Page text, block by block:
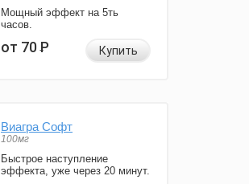
Мощный эффект на 5ть
часов.
от 70Р Купить
Виагра Софт
100мг
Быстрое наступление
эффекта, уже через 20 минут.